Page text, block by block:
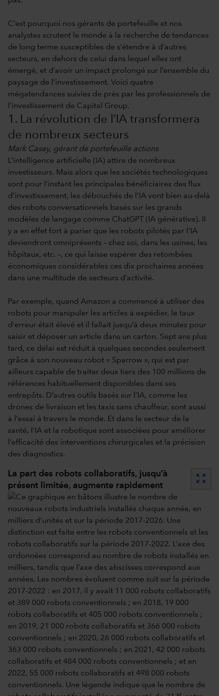
C’est pourquoi nos gérants de portefeuille et nos
analystes scrutent le monde à la recherche de tendances
de long terme susceptibles de s’étendre à d’autres
secteurs, en dehors de celui dans lequel elles ont
émergé, et d’avoir un impact prolongé sur l’ensemble du
paysage de l’investissement. Voici quatre
mégatendances suivies de près par les professionnels de
l’investissement de Capital Group.
1. La révolution de l’IA transformera
de nombreux secteurs
Mark Casey, gérant de portefeuille actions
L’intelligence artificielle (IA) attire de nombreux
investisseurs. Mais alors que les sociétés technologiques
sont pour l’instant les principales bénéficiaires des flux
d’investissement, les débouchés de l’IA vont bien au-delà
des robots conversationnels basés sur les grands
modèles de langage comme ChatGPT (IA générative). Il
y a en effet fort à parier que les robots pilotés par l’IA
deviendront omniprésents – chez soi, dans les usines, les
hôpitaux, etc. –, ce qui laisse espérer des retombées
économiques considérables ces dix prochaines années
dans une multitude de secteurs d’activité.
Par exemple, quand Amazon a commencé à utiliser des
robots pour manipuler les articles à expédier, le taux
d’erreur était élevé et il fallait jusqu’à deux minutes pour
saisir et déposer un article dans un carton. Sept ans plus
tard, ce délai est réduit à quelques secondes seulement
grâce à son nouveau robot « Sparrow », qui est par
ailleurs capable de traiter deux tiers des 100 millions de
références habituellement disponibles dans ses
entrepôts. D’autres outils basés sur l’IA, comme les
drones de livraison et les taxis sans chauffeur, sont aussi
à l’essai à travers le monde. Et dans le secteur de la
santé, l’IA et la robotique sont associées pour améliorer
l’efficacité des interventions chirurgicales et la précision
des diagnostics.
La part des robots collaboratifs, jusqu’à
présent limitée, augmente rapidement
zoom_out_map